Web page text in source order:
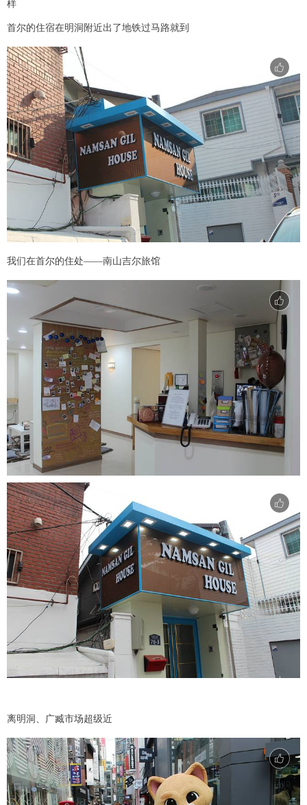
样
首尔的住宿在明洞附近出了地铁过马路就到
我们在首尔的住处——南山吉尔旅馆
离明洞、广臧市场超级近